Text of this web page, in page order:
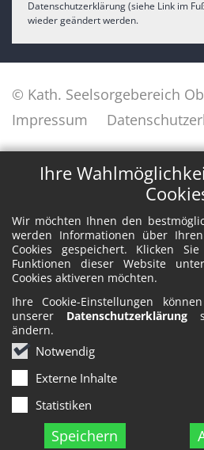
Ihre
Wir möchten Ihnen den
werden Informationen über
Cookies gespeichert. Klicken
Funktionen dieser Website
Cookies aktiveren möchten.
Ihre Cookie-Einstellungen
unserer Datenschutzerklärung
ändern.
Notwendig
Externe Inhalte
Statistiken
Speichern
Datenschutzerklärung (siehe Link im
wieder geändert werden.
© Kath. Seelsorgebereich
Impressum